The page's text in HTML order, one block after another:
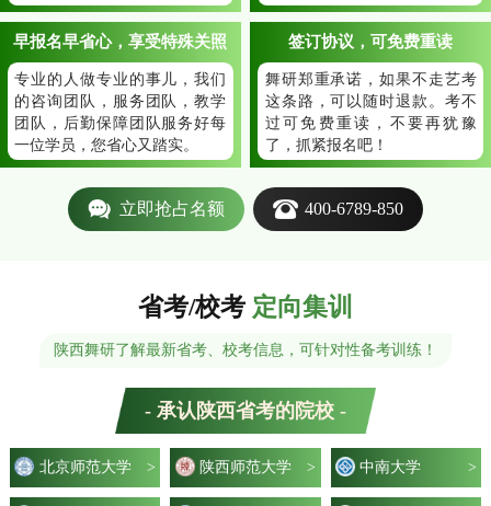
早报名早省心，享受特殊关照
专业的人做专业的事儿，我们
的咨询团队，服务团队，教学
团队，后勤保障团队服务好每
一位学员，您省心又踏实。
签订协议，可免费重读
舞研郑重承诺，如果不走艺考
这条路，可以随时退款。考不
过可免费重读，不要再犹豫
了，抓紧报名吧！
立即抢占名额 400-6789-850
省考/校考 定向集训
陕西舞研了解最新省考、校考信息，可针对性备考训练！
- 承认陕西省考的院校 -
北京师范大学 > 陕西师范大学 > 中南大学 >